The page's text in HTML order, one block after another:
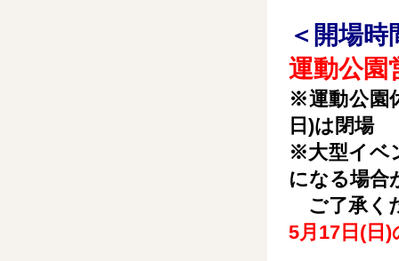
＜開場時
運動公園
※運動公園
日)は閉場
※大型イベ
になる場合
ご了承く
5月17日(日